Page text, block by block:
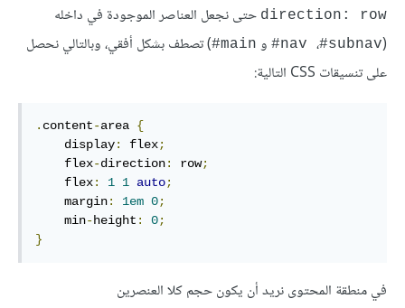
direction: row حتى نجعل العناصر الموجودة في داخله
(
nav ،#subnav# و main
#) تصطف بشكل أفقي، وبالتالي نحصل
على تنسيقات CSS التالية:
. content-area {
    display
: flex;
    flex
-direction: row;
    flex
: 1 1 auto;
    margin
: 1em 0;
    min
-height : 0;
}
في منطقة المحتوى نريد أن يكون حجم كلا العنصرين